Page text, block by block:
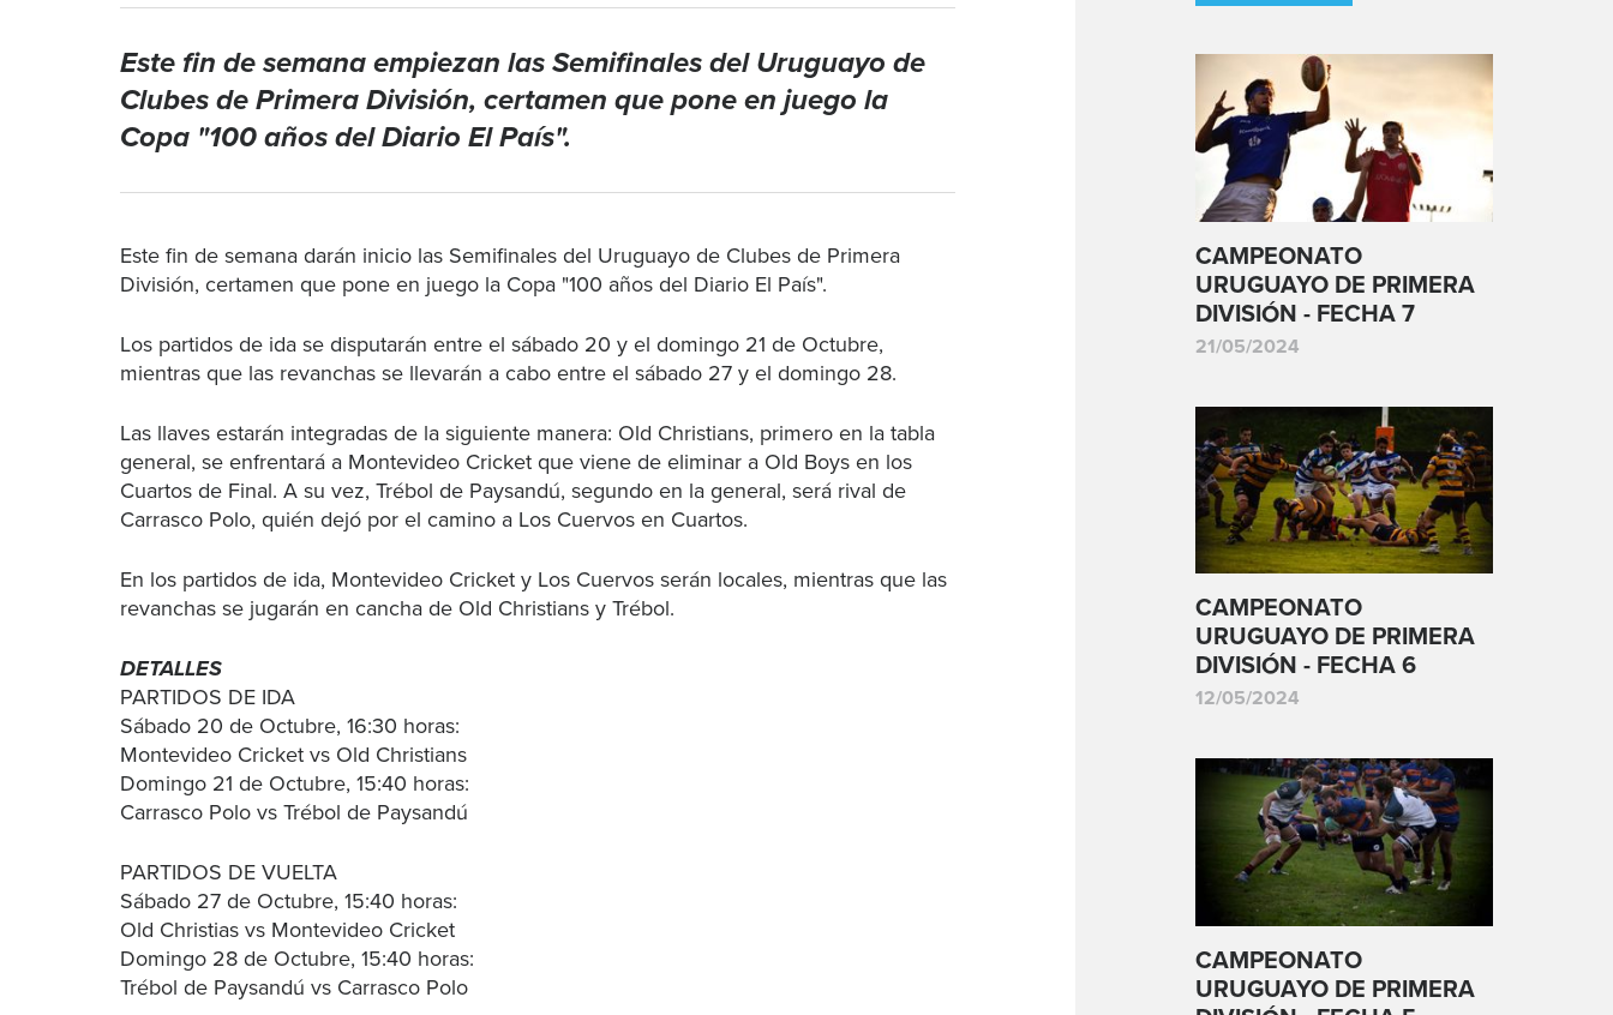
Este fin de semana empiezan las Semifinales del Uruguayo de
Clubes de Primera División, certamen que pone en juego la
Copa "100 años del Diario El País".
Este fin de semana darán inicio las Semifinales del Uruguayo de Clubes de Primera
División, certamen que pone en juego la Copa "100 años del Diario El País".
Los partidos de ida se disputarán entre el sábado 20 y el domingo 21 de Octubre,
mientras que las revanchas se llevarán a cabo entre el sábado 27 y el domingo 28.
Las llaves estarán integradas de la siguiente manera: Old Christians, primero en la tabla
general, se enfrentará a Montevideo Cricket que viene de eliminar a Old Boys en los
Cuartos de Final. A su vez, Trébol de Paysandú, segundo en la general, será rival de
Carrasco Polo, quién dejó por el camino a Los Cuervos en Cuartos.
En los partidos de ida, Montevideo Cricket y Los Cuervos serán locales, mientras que las
revanchas se jugarán en cancha de Old Christians y Trébol.
DETALLES
PARTIDOS DE IDA
Sábado 20 de Octubre, 16:30 horas:
Montevideo Cricket vs Old Christians
Domingo 21 de Octubre, 15:40 horas:
Carrasco Polo vs Trébol de Paysandú
PARTIDOS DE VUELTA
Sábado 27 de Octubre, 15:40 horas:
Old Christias vs Montevideo Cricket
Domingo 28 de Octubre, 15:40 horas:
Trébol de Paysandú vs Carrasco Polo
CAMPEONATO
URUGUAYO DE PRIMERA
DIVISIÓN - FECHA 7
21/05/2024
CAMPEONATO
URUGUAYO DE PRIMERA
DIVISIÓN - FECHA 6
12/05/2024
CAMPEONATO
URUGUAYO DE PRIMERA